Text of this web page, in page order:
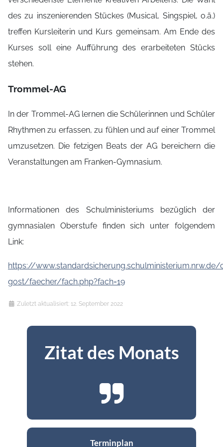
des zu inszenierenden Stückes (Musical, Singspiel, o.ä.)
treffen Kursleiterin und Kurs gemeinsam. Am Ende des
Kurses soll eine Aufführung des erarbeiteten Stücks
stehen.
Trommel-AG
In der Trommel-AG lernen die Schülerinnen und Schüler
Rhythmen zu erfassen, zu fühlen und auf einer Trommel
umzusetzen. Die fetzigen Beats der AG bereichern die
Veranstaltungen am Franken-Gymnasium.
Informationen des Schulministeriums bezüglich der
gymnasialen Oberstufe finden sich unter folgendem
Link:
https://
gost/faecher/fach.php?fach=19
Details
Zuletzt aktualisiert: 12. September 2022
Zitat des Monats
Terminplan